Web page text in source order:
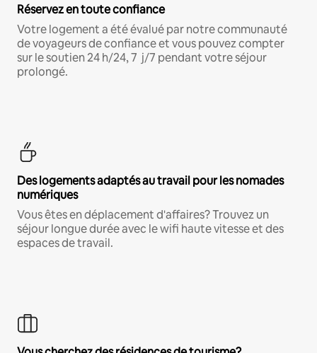
Réservez en toute confiance
Votre logement a été évalué par notre communauté
de voyageurs de confiance et vous pouvez compter
sur le soutien 24 h/24, 7 j/7 pendant votre séjour
prolongé.
Des logements adaptés au travail pour les nomades
numériques
Vous êtes en déplacement d'affaires? Trouvez un
séjour longue durée avec le wifi haute vitesse et des
espaces de travail.